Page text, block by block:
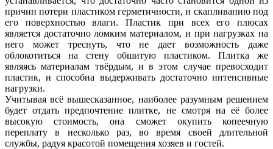
причин потери пластиком герметичности, и скапливанию под
его поверхностью влаги. Пластик при всех его плюсах
является достаточно ломким материалом, и при нагрузках на
него может треснуть, что не дает возможность даже
облокотиться на стену обшитую пластиком. Плитка же
являясь материалам твёрдым, и в этом случае превосходит
пластик, и способна выдерживать достаточно интенсивные
нагрузки.
Учитывая всё вышесказанное, наиболее разумным решением
будет отдать предпочтение плитке, не смотря на её более
высокую стоимость, она сможет окупить копеечную
переплату в несколько раз, во время своей длительной
службы, радуя красотой помещения хозяев и гостей.